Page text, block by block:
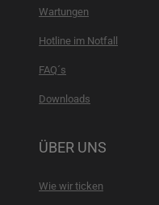
Wartungen
Hotline im Notfall
FAQ´s
Downloads
ÜBER UNS
Wie wir ticken